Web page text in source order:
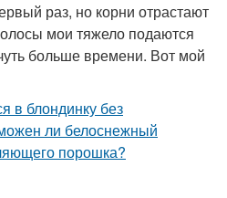
раз, но корни отрастают
мои тяжело подаются
больше времени. Вот мой